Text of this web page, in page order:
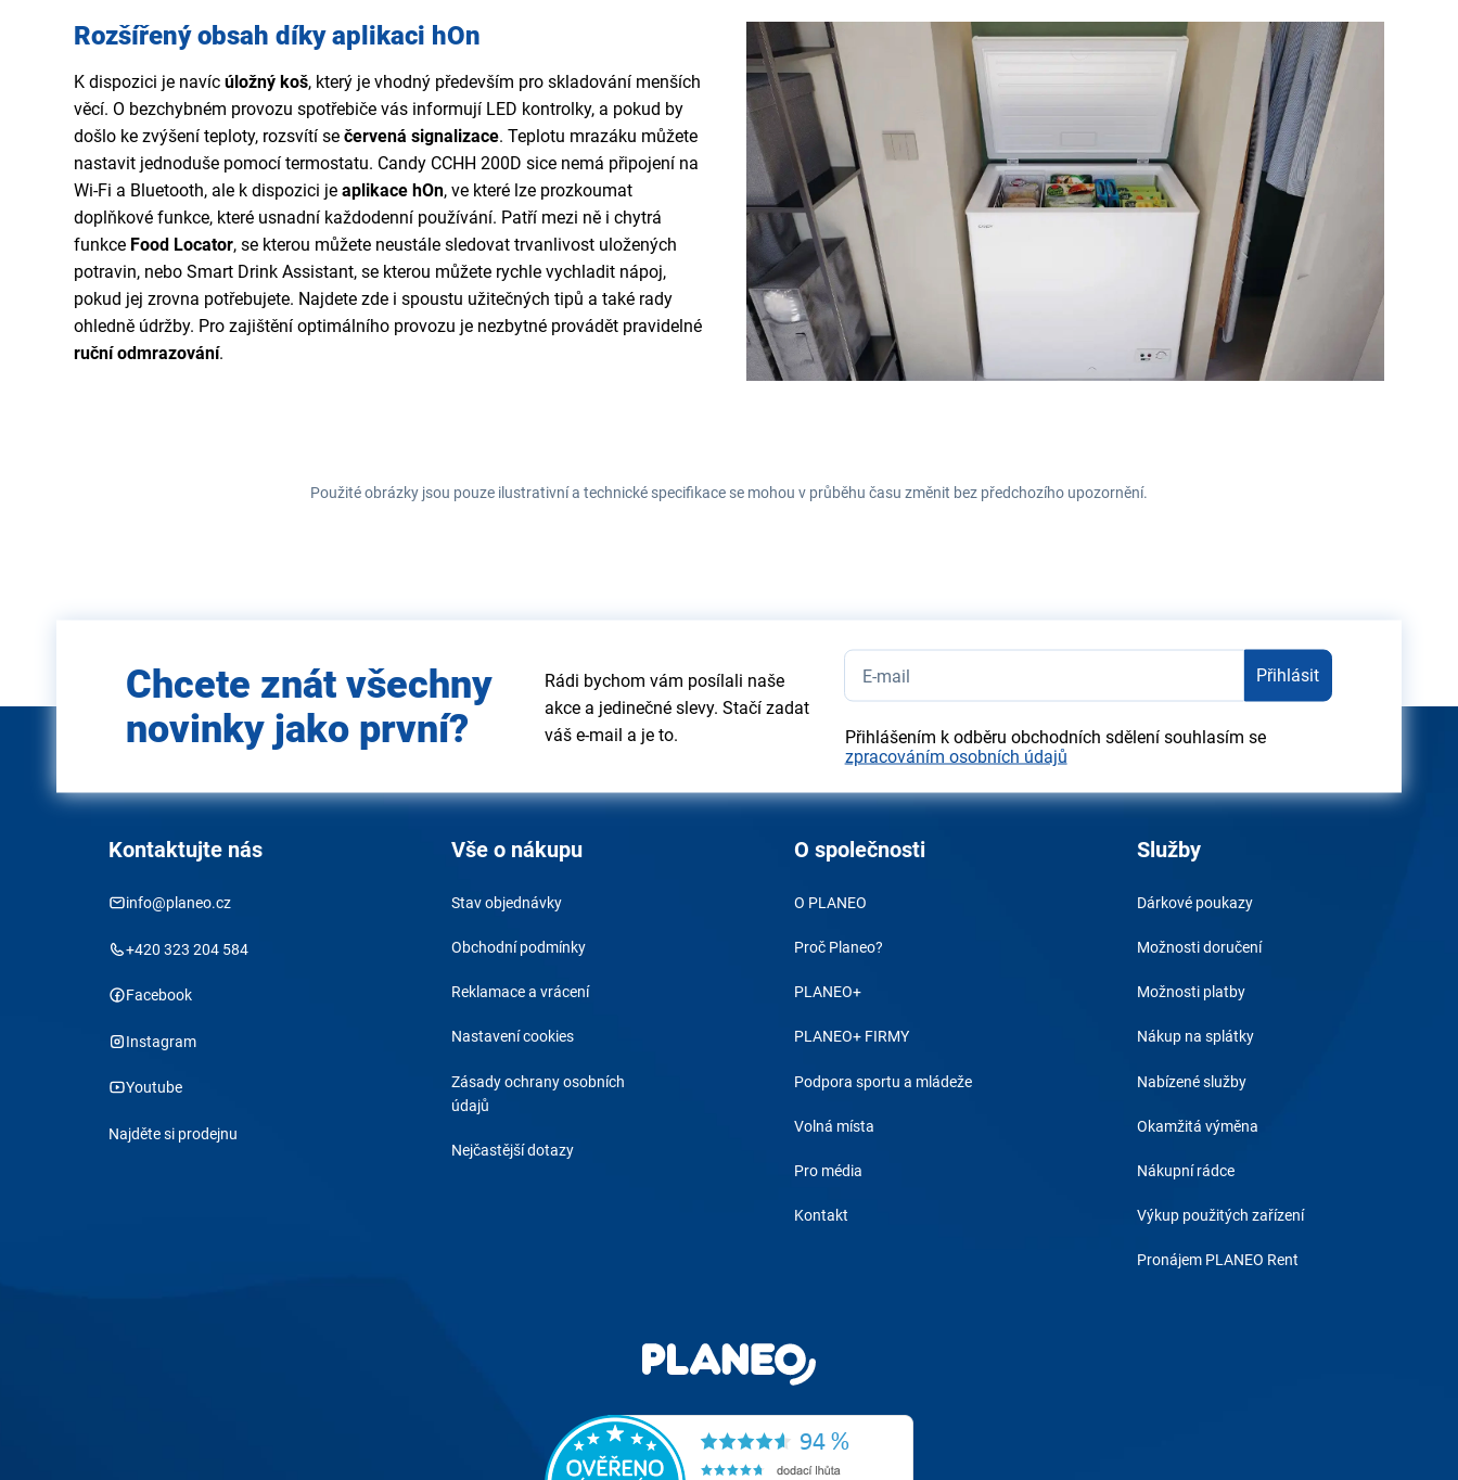
Rozšířený obsah díky aplikaci hOn
K dispozici je navíc úložný koš, který je vhodný především pro skladování menších
věcí. O bezchybném provozu spotřebiče vás informují LED kontrolky, a pokud by
došlo ke zvýšení teploty, rozsvítí se červená signalizace. Teplotu mrazáku můžete
nastavit jednoduše pomocí termostatu. Candy CCHH 200D sice nemá připojení na
Wi-Fi a Bluetooth, ale k dispozici je aplikace hOn, ve které lze prozkoumat
doplňkové funkce, které usnadní každodenní používání. Patří mezi ně i chytrá
funkce Food Locator, se kterou můžete neustále sledovat trvanlivost uložených
potravin, nebo Smart Drink Assistant, se kterou můžete rychle vychladit nápoj,
pokud jej zrovna potřebujete. Najdete zde i spoustu užitečných tipů a také rady
ohledně údržby. Pro zajištění optimálního provozu je nezbytné provádět pravidelné
ruční odmrazování.
Použité obrázky jsou pouze ilustrativní a technické specifikace se mohou v průběhu času změnit bez předchozího upozornění.
e-mail
Chcete znát všechny
novinky jako první?
Rádi bychom vám posílali naše
akce a jedinečné slevy. Stačí zadat
váš e-mail a je to.
Přihlásit
Přihlášením k odběru obchodních sdělení souhlasím se
zpracováním osobních údajů
Kontaktujte nás
info@planeo.cz
+420 323 204 584
Facebook
Instagram
Youtube
Najděte si prodejnu
Vše o nákupu
Stav objednávky
Obchodní podmínky
Reklamace a vrácení
Nastavení cookies
Zásady ochrany osobních
údajů
Nejčastější dotazy
O společnosti
O PLANEO
Proč Planeo?
PLANEO+
PLANEO+ FIRMY
Podpora sportu a mládeže
Volná místa
Pro média
Kontakt
Služby
Dárkové poukazy
Možnosti doručení
Možnosti platby
Nákup na splátky
Nabízené služby
Okamžitá výměna
Nákupní rádce
Výkup použitých zařízení
Pronájem PLANEO Rent